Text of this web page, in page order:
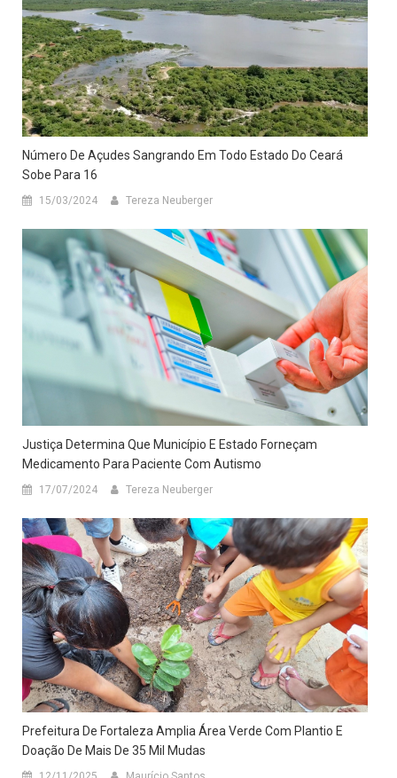
Número De Açudes Sangrando Em Todo Estado Do Ceará
Sobe Para 16
15/03/2024 Tereza Neuberger
Justiça Determina Que Município E Estado Forneçam
Medicamento Para Paciente Com Autismo
17/07/2024 Tereza Neuberger
Prefeitura De Fortaleza Amplia Área Verde Com Plantio E
Doação De Mais De 35 Mil Mudas